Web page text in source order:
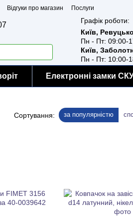
Відгуки про магазин
Послуги
Графік роботи:
Київ,
Пн - Пт: 09:00-
Київ,
Пн - Пт: 10:00-
Електронні замки
Сортування: за популярністю